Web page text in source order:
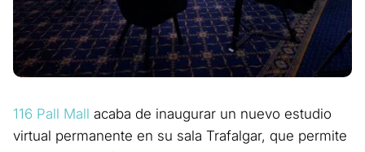
116 Pall Mall acaba de inaugurar un nuevo estudio
virtual permanente en su sala Trafalgar, que permite